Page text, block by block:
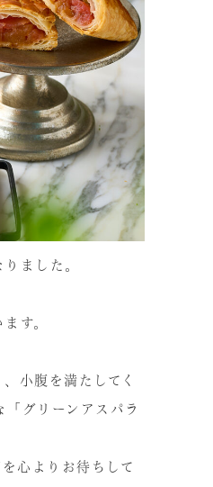
ました。
す。
小腹を満たしてく
グリーンアスパラ
心よりお待ちして